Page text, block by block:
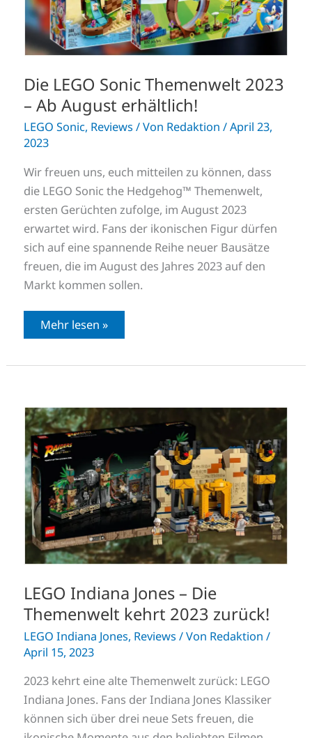
Die LEGO Sonic Themenwelt 2023
– Ab August erhältlich!
LEGO Sonic, Reviews / Von Redaktion /April 23,
2023
Wir freuen uns, euch mitteilen zu können, dass
die LEGO Sonic the Hedgehog™ Themenwelt,
ersten Gerüchten zufolge, im August 2023
erwartet wird. Fans der ikonischen Figur dürfen
sich auf eine spannende Reihe neuer Bausätze
freuen, die im August des Jahres 2023 auf den
Markt kommen sollen.
Mehr lesen »
LEGO Indiana Jones – Die
Themenwelt kehrt 2023 zurück!
LEGO Indiana Jones, Reviews / Von Redaktion /
April 15, 2023
2023 kehrt eine alte Themenwelt zurück: LEGO
Indiana Jones. Fans der Indiana Jones Klassiker
können sich über drei neue Sets freuen, die
LEGO
Indiana
Jones
–
Die
Themenwelt
kehrt
2023
zurück!